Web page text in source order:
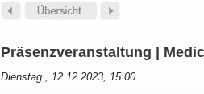
Präsenzveranstaltung |
Dienstag , 12.12.2023, 15:00